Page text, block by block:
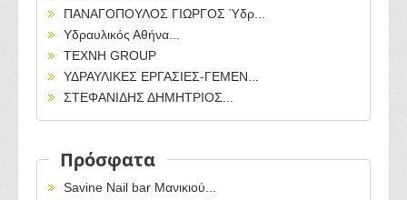
ΠΑΝΑΓΟΠΟΥΛΟΣ ΓΙΩΡΓΟΣ Ύδρ...
Υδραυλικός Αθήνα...
ΤΕΧΝΗ GROUP
ΥΔΡΑΥΛΙΚΕΣ ΕΡΓΑΣΙΕΣ-ΓΕΜΕΝ...
ΣΤΕΦΑΝΙΔΗΣ ΔΗΜΗΤΡΙΟΣ...
Πρόσφατα
Savine Nail bar Μανικιού...